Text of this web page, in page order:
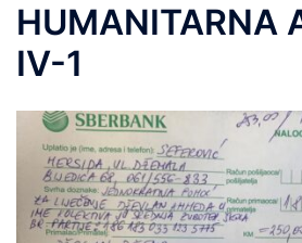
HUMANITARNA
IV-1